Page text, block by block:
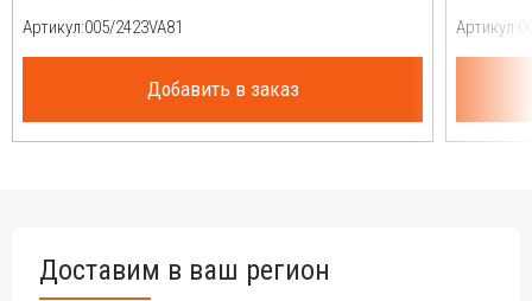
Артикул:
Добавить в заказ
Артикул:
Доставим в ваш регион